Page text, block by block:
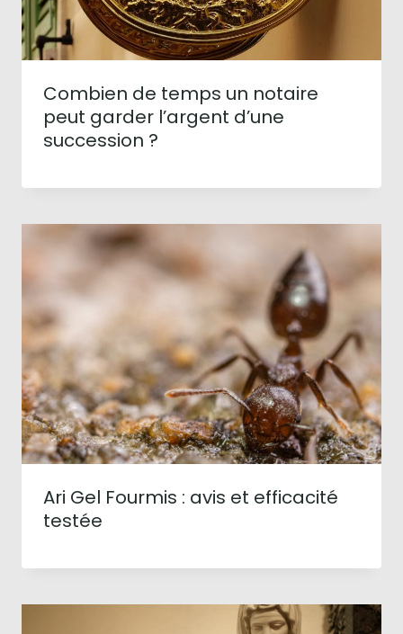
Combien de temps un notaire
peut garder l’argent d’une
succession ?
Ari Gel Fourmis : avis et efficacité
testée